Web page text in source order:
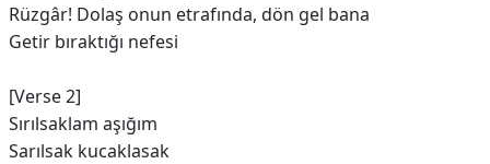
Rüzgâr! Dolaş onun etrafında, dön gel bana
Getir bıraktığı nefesi
[Verse 2]
Sırılsaklam aşığım
Sarılsak kucaklasak